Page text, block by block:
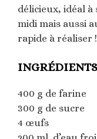
délicieux, idéal à
midi mais aussi
rapide à réaliser !
400 g de farine
300 g de sucre
4 œufs